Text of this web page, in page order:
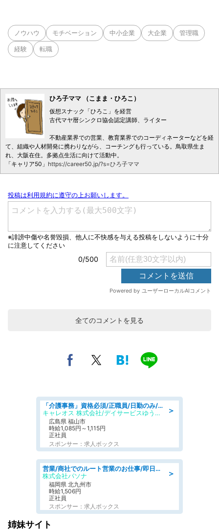
ノウハウ モチベーション 中小企業 大企業 管理職
経験 転職
ひろ子ママ （こまま・ひろこ）
仮想スナック「ひろこ」を経営
古代マヤ暦シンクロ協会認定講師、ライター
不動産業界での営業、教育業界でのコーディネーターなどを経
て、組織や人材開発に携わりながら、コーチングも行っている。鳥取県生ま
れ、大阪在住。多拠点生活に向けて活動中。
「キャリア50」 https://career50.jp/?s=ひろ子ママ
全てのコメントを見る
＞
「介護事務」資格必須/正職員/日勤のみ/デイサービス
キャレオス 株式会社/デイサービスゆうゆう南本庄
広島県 福山市
時給1,085円～1,115円
正社員
スポンサー：求人ボックス
＞
営業/商社でのルート営業のお仕事/即日勤務可/車通勤可/営業
株式会社パソナ
福岡県 北九州市
時給1,506円
正社員
スポンサー：求人ボックス
姉妹サイト